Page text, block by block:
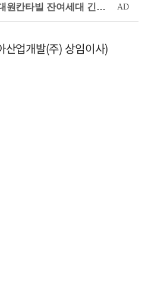
업개발(주) 상임이사)